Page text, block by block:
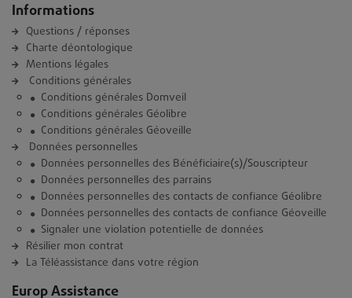
Informations
Questions / réponses
Charte déontologique
Mentions légales
Conditions générales
Conditions générales Domveil
Conditions générales Géolibre
Conditions générales Géoveille
Données personnelles
Données personnelles des Bénéficiaire(s)/Souscripteur
Données personnelles des parrains
Données personnelles des contacts de confiance Géolibre
Données personnelles des contacts de confiance Géoveille
Signaler une violation potentielle de données
Résilier mon contrat
La Téléassistance dans votre région
Europ Assistance